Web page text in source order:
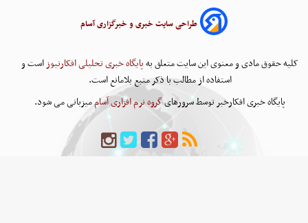
طراحی سایت خبری و خبرگزاری آسام
کلیه حقوق مادی و معنوی این سایت متعلق بهپایگاه خبری تحلیلی افکارنیوزاست و
استفاده از مطالب با ذکر منبع بلامانع است.
پایگاه خبری افکارخبر توسط سرورهایگروه نرم افزاری آساممیزبانی می شود.